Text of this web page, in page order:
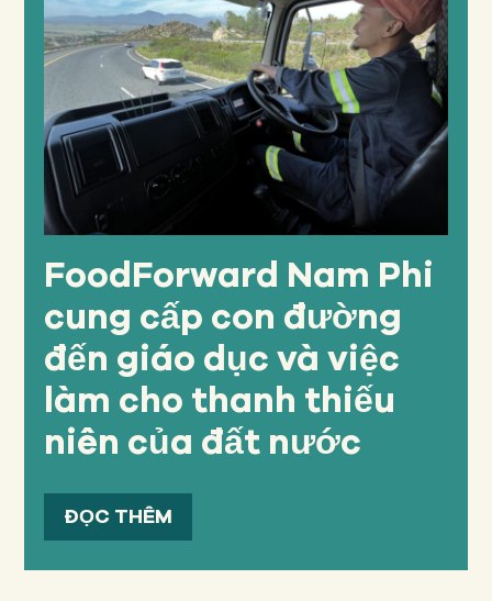
FoodForward Nam Phi
cung cấp con đường
đến giáo dục và việc
làm cho thanh thiếu
niên của đất nước
ĐỌC THÊM